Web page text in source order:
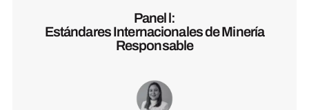
Panel l:
Estándares Internacionales de Minería
Responsable